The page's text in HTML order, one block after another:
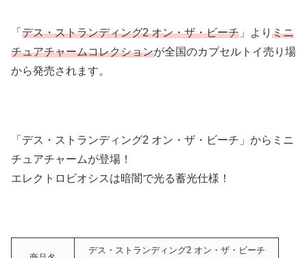
「 デス・ストランディング2 オン・ザ・ビーチ 」より ミニ
チュアチャームコレクションが全国のカプセルトイ売り場
から発売されます。
「デス・ストランディング2 オン・ザ・ビーチ」からミニ
チュアチャームが登場！
エレクトロビオシスは暗闇で光る蓄光仕様！
デス・ストランディング2 オン・ザ・ビーチ